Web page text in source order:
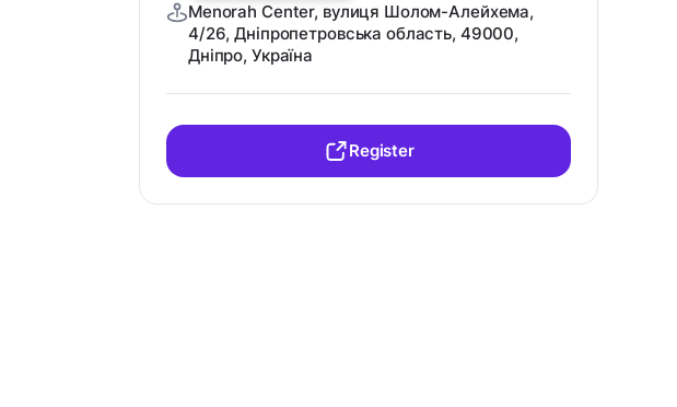
Menorah Center, вулиця Шолом-Алейхема,
4/26, Дніпропетровська область, 49000,
Дніпро, Україна
Register